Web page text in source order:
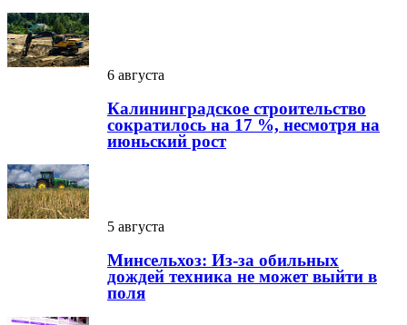
6 августа
Калининградское строительство
сократилось на 17 %, несмотря на
июньский рост
5 августа
Минсельхоз: Из-за обильных
дождей техника не может выйти в
поля